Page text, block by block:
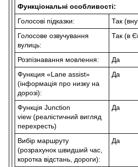
Функціональні особливості:
Голосові підказки:
Так
Голосове озвучування
вулиць:
Так (в
Розпізнавання мовлення:
Да
Функция «Lane assist»
(інформація про низку на
дорозі):
Да
Функція Junction
view (реалістичний вигляд
перехресть)
Да
Вибір маршруту
(розрахунок швидший час,
коротка відстань, дороги):
Да